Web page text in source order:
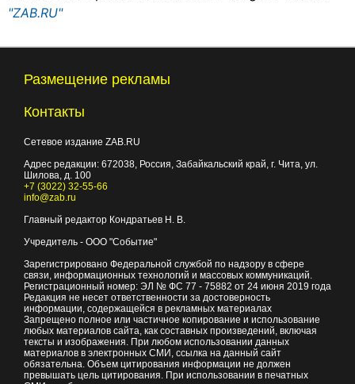
"ZAB.RU"
Размещение рекламы
Контакты
Сетевое издание ZAB.RU
Адрес редакции: 672038, Россия, Забайкальский край, г. Чита, ул.
Шилова, д. 100
+7 (3022) 32-55-66
info@zab.ru
Главный редактор Кондратьев Н. В.
Учредитель - ООО "Событие"
Зарегистрировано Федеральной службой по надзору в сфере
связи, информационных технологий и массовых коммуникаций.
Регистрационный номер: ЭЛ № ФС 77 - 75882 от 24 июня 2019 года
Редакция не несет ответственности за достоверность
информации, содержащейся в рекламных материалах
Запрещено полное или частичное копирование и использование
любых материалов сайта, как составных произведений, включая
тексты и изображения. При любом использовании данных
материалов в электронных СМИ, ссылка на данный сайт
обязательна. Объем цитирования информации не должен
превышать цель цитирования. При использовании в печатных